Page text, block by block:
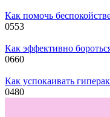
Как помочь
0553
Как эффективно
0660
Как успокаивать
0480